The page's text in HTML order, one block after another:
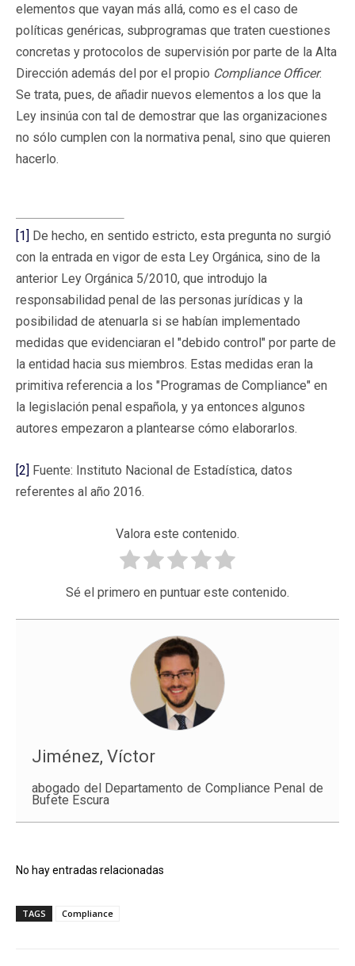
elementos que vayan más allá, como es el caso de
políticas genéricas, subprogramas que traten cuestiones
concretas y protocolos de supervisión por parte de la Alta
Dirección además del por el propio Compliance Officer.
Se trata, pues, de añadir nuevos elementos a los que la
Ley insinúa con tal de demostrar que las organizaciones
no sólo cumplen con la normativa penal, sino que quieren
hacerlo.
[1] De hecho, en sentido estricto, esta pregunta no surgió
con la entrada en vigor de esta Ley Orgánica, sino de la
anterior Ley Orgánica 5/2010, que introdujo la
responsabilidad penal de las personas jurídicas y la
posibilidad de atenuarla si se habían implementado
medidas que evidenciaran el "debido control" por parte de
la entidad hacia sus miembros. Estas medidas eran la
primitiva referencia a los "Programas de Compliance" en
la legislación penal española, y ya entonces algunos
autores empezaron a plantearse cómo elaborarlos.
[2] Fuente: Instituto Nacional de Estadística, datos
referentes al año 2016.
Valora este contenido.
Sé el primero en puntuar este contenido.
Jiménez, Víctor
abogado del Departamento de Compliance Penal de
Bufete Escura
No hay entradas relacionadas
TAGS Compliance